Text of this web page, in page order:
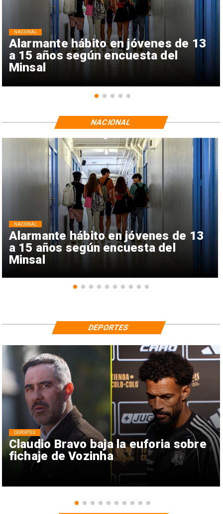
Alarmante hábito en jóvenes de 13
a 15 años según encuesta del
Minsal
NACIONAL
Alarmante hábito en jóvenes de 13
a 15 años según encuesta del
Minsal
NACIONAL
NACIONAL
Claudio Bravo baja la euforia sobre
fichaje de Vozinha
DEPORTES
DEPORTES